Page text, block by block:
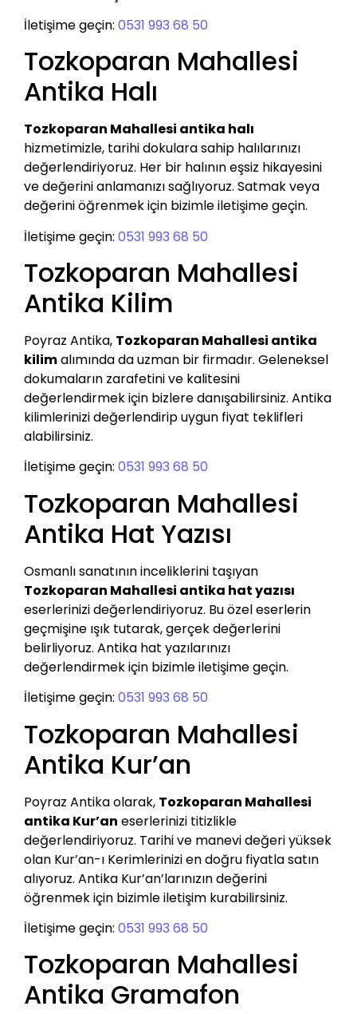
İletişime geçin: 0531 993 68 50
Tozkoparan Mahallesi
Antika Halı
Tozkoparan Mahallesi antika halı
hizmetimizle, tarihi dokulara sahip halılarınızı
değerlendiriyoruz. Her bir halının eşsiz hikayesini
ve değerini anlamanızı sağlıyoruz. Satmak veya
değerini öğrenmek için bizimle iletişime geçin.
İletişime geçin: 0531 993 68 50
Tozkoparan Mahallesi
Antika Kilim
Poyraz Antika, Tozkoparan Mahallesi antika
kilimalımında da uzman bir firmadır. Geleneksel
dokumaların zarafetini ve kalitesini
değerlendirmek için bizlere danışabilirsiniz. Antika
kilimlerinizi değerlendirip uygun fiyat teklifleri
alabilirsiniz.
İletişime geçin: 0531 993 68 50
Tozkoparan Mahallesi
Antika Hat Yazısı
Osmanlı sanatının inceliklerini taşıyan
Tozkoparan Mahallesi antika hat yazısı
eserlerinizi değerlendiriyoruz. Bu özel eserlerin
geçmişine ışık tutarak, gerçek değerlerini
belirliyoruz. Antika hat yazılarınızı
değerlendirmek için bizimle iletişime geçin.
İletişime geçin: 0531 993 68 50
Tozkoparan Mahallesi
Antika Kur’an
Poyraz Antika olarak, Tozkoparan Mahallesi
antika Kur’an eserlerinizi titizlikle
değerlendiriyoruz. Tarihi ve manevi değeri yüksek
olan Kur’an-ı Kerimlerinizi en doğru fiyatla satın
alıyoruz. Antika Kur’an’larınızın değerini
öğrenmek için bizimle iletişim kurabilirsiniz.
İletişime geçin: 0531 993 68 50
Tozkoparan Mahallesi
Antika Gramafon